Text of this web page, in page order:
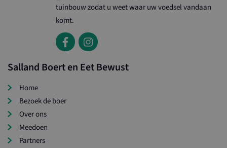
tuinbouw zodat u weet waar uw voedsel vandaan
komt.
Salland Boert en Eet Bewust
Home
Bezoek de boer
Over ons
Meedoen
Partners